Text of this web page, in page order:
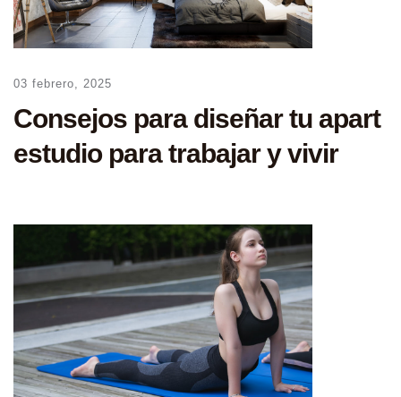
03 febrero, 2025
Consejos para diseñar tu apart
estudio para trabajar y vivir